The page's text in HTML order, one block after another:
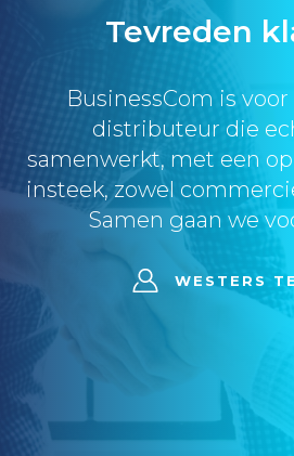
Tevreden
BusinessCom is
distributeur die
samenwerkt, met een
insteek, zowel
Samen gaan we
WESTERS